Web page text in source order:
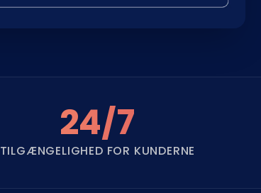
24/7
TILGÆNGELIGHED FOR KUNDERNE